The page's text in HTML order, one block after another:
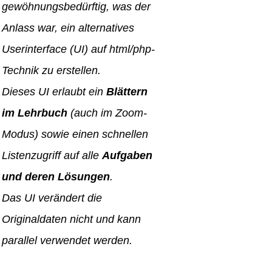
gewöhnungsbedürftig, was der
Anlass war, ein alternatives
Userinterface (UI) auf html/php-
Technik zu erstellen.
Dieses UI erlaubt einBlättern
im Lehrbuch (auch im Zoom-
Modus) sowie einen schnellen
Listenzugriff auf alleAufgaben
und deren Lösungen.
Das UI verändert die
Originaldaten nicht und kann
parallel verwendet werden.